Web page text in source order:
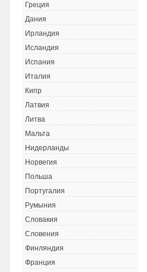
Греция
Дания
Ирландия
Исландия
Испания
Италия
Кипр
Латвия
Литва
Мальта
Нидерланды
Норвегия
Польша
Португалия
Румыния
Словакия
Словения
Финляндия
Франция